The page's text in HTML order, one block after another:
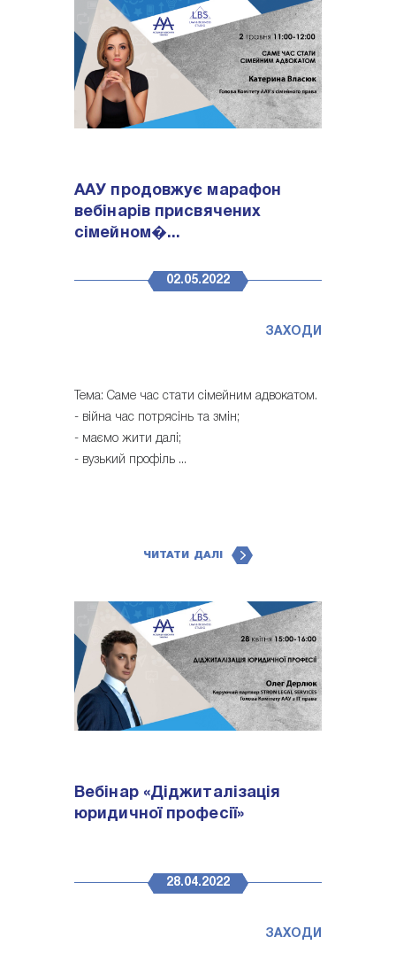
ААУ продовжує марафон
вебінарів присвячених
сімейном�...
02.05.2022
ЗАХОДИ
Тема: Саме час стати сімейним адвокатом.
- війна час потрясінь та змін;
- маємо жити далі;
- вузький профіль ...
ЧИТАТИ ДАЛІ
Вебінар «Діджиталізація
юридичної професії»
28.04.2022
ЗАХОДИ